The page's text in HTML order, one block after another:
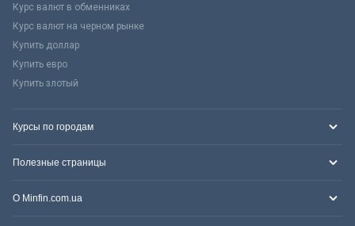
Курс валют в обменниках
Курс валют на черном рынке
Купить доллар
Купить евро
Купить злотый
Курсы по городам
Полезные страницы
О Minfin.com.ua